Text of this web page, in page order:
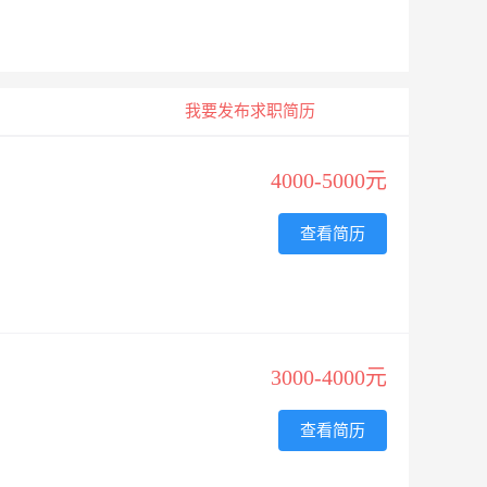
我要发布求职简历
4000-5000元
查看简历
3000-4000元
查看简历